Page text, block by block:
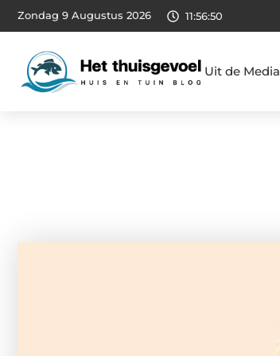
Zondag 9 Augustus 2026 11:56:51
Uit de Media